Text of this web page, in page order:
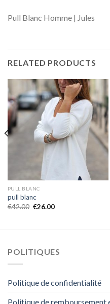
Pull Blanc Homme | Jules
RELATED PRODUCTS
PULL BLANC
pull blanc
€42.00 €26.00
POLITIQUES
Politique de confidentialité
Politique de remboursement